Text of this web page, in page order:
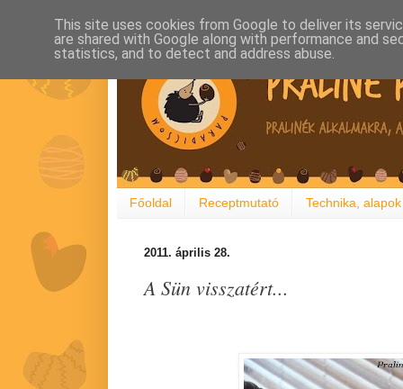
Főoldal Receptmutató Technika, alapok
2011. április 28.
A Sün visszatért...
This site uses cookies from Google to deliver its
are shared with Google along with performance and
statistics, and to detect and address abuse.